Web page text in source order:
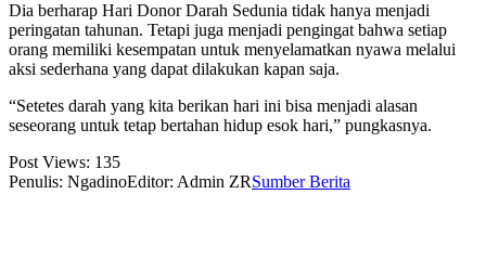
Dia berharap Hari Donor Darah Sedunia tidak hanya menjadi
peringatan tahunan. Tetapi juga menjadi pengingat bahwa setiap
orang memiliki kesempatan untuk menyelamatkan nyawa melalui
aksi sederhana yang dapat dilakukan kapan saja.
“Setetes darah yang kita berikan hari ini bisa menjadi alasan
seseorang untuk tetap bertahan hidup esok hari,” pungkasnya.
Post Views: 135
Penulis: NgadinoEditor: Admin ZRSumber Berita